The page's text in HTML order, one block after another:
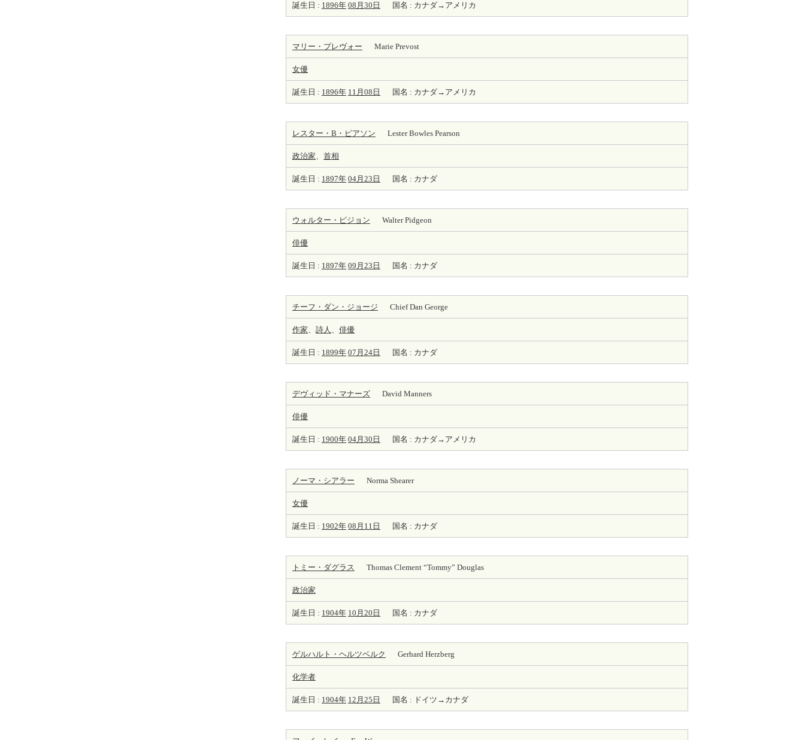
誕生日 : 1896年 08月30日 国名 : カナダ→アメリカ
マリー・プレヴォー Marie Prevost
女優
誕生日 : 1896年 11月08日 国名 : カナダ→アメリカ
レスター・B・ピアソン Lester Bowles Pearson
政治家、 首相
誕生日 : 1897年 04月23日 国名 : カナダ
ウォルター・ピジョン Walter Pidgeon
俳優
誕生日 : 1897年 09月23日 国名 : カナダ
チーフ・ダン・ジョージ Chief Dan George
作家、 詩人 、 俳優
誕生日 : 1899年 07月24日 国名 : カナダ
デヴィッド・マナーズ David Manners
俳優
誕生日 : 1900年 04月30日 国名 : カナダ→アメリカ
ノーマ・シアラー Norma Shearer
女優
誕生日 : 1902年 08月11日 国名 : カナダ
トミー・ダグラス Thomas Clement “Tommy” Douglas
政治家
誕生日 : 1904年 10月20日 国名 : カナダ
ゲルハルト・ヘルツベルク Gerhard Herzberg
化学者
誕生日 : 1904年 12月25日 国名 : ドイツ→カナダ